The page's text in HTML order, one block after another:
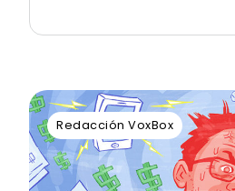
Redacción VoxBox